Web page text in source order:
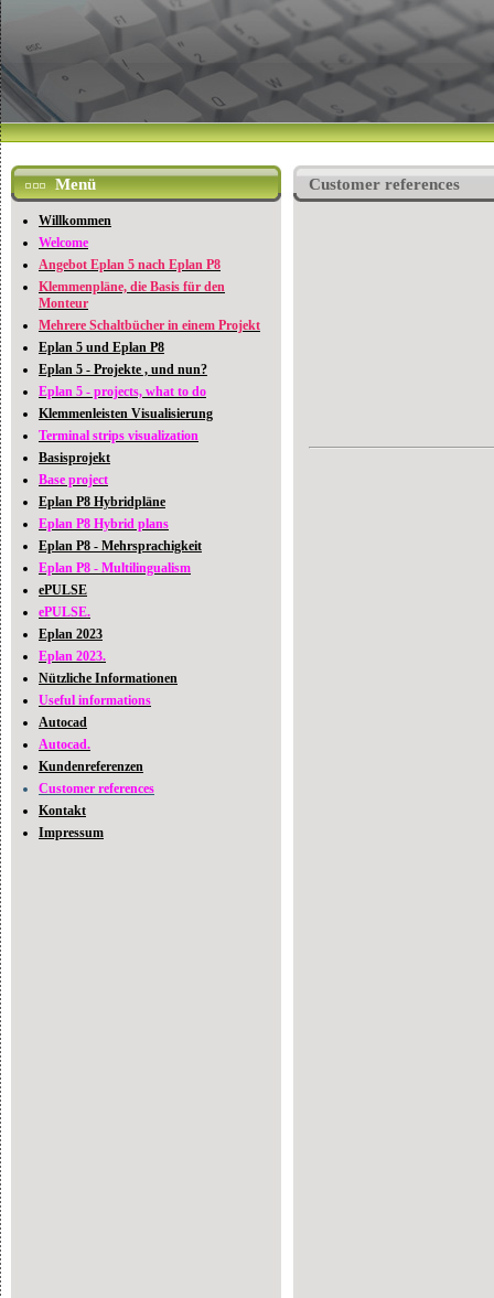
Menü
Willkommen
Welcome
Angebot Eplan 5 nach Eplan P8
Klemmenpläne, die Basis für den
Monteur
Mehrere Schaltbücher in einem Projekt
Eplan 5 und Eplan P8
Eplan 5 - Projekte , und nun?
Eplan 5 - projects, what to do
Klemmenleisten Visualisierung
Terminal strips visualization
Basisprojekt
Base project
Eplan P8 Hybridpläne
Eplan P8 Hybrid plans
Eplan P8 - Mehrsprachigkeit
Eplan P8 - Multilingualism
ePULSE
ePULSE.
Eplan 2023
Eplan 2023.
Nützliche Informationen
Useful informations
Autocad
Autocad.
Kundenreferenzen
Customer references
Kontakt
Impressum
Customer references